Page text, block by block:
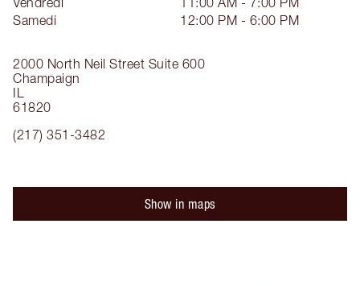
2000 North Neil Street Suite 600
Champaign
IL
61820
(217) 351-3482
Samedi
12:00 PM - 6:00 PM
Show in maps